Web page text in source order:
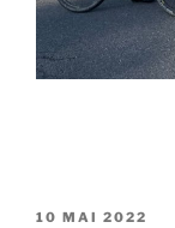
PUBLIÉ
10 MAI 2022